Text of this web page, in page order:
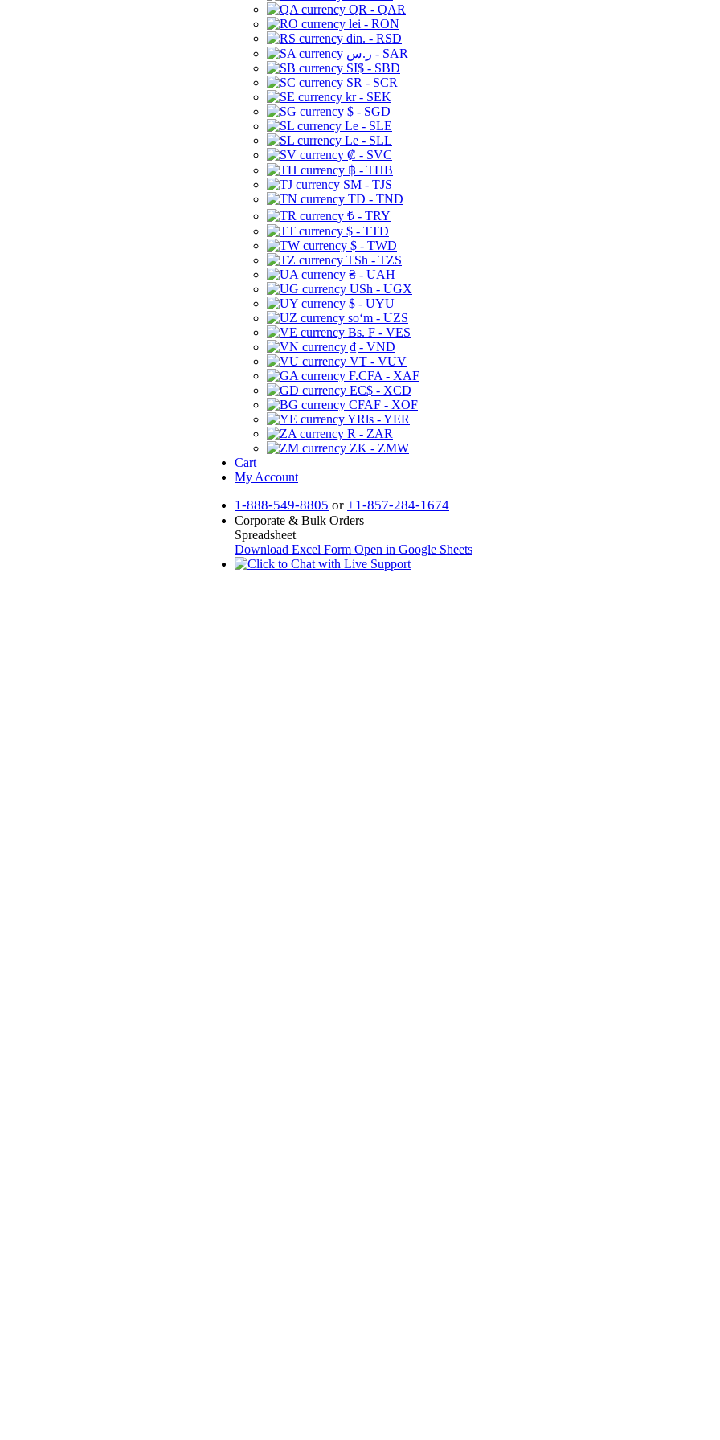
QR - QAR
lei - RON
din. - RSD
ر.س - SAR
SI$ - SBD
SR - SCR
kr - SEK
$ - SGD
Le - SLE
Le - SLL
₡ - SVC
฿ - THB
ЅМ - TJS
TD - TND
₺ - TRY
$ - TTD
$ - TWD
TSh - TZS
₴ - UAH
USh - UGX
$ - UYU
soʻm - UZS
Bs. F - VES
₫ - VND
VT - VUV
F.CFA - XAF
EC$ - XCD
CFAF - XOF
YRls - YER
R - ZAR
ZK - ZMW
Cart
My Account
1-888-549-8805 or +1-857-284-1674
Corporate & Bulk Orders
Spreadsheet
Download Excel Form Open in Google Sheets